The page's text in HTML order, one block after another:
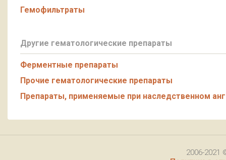
Гемофильтраты
Другие гематологические препараты
Ферментные препараты
Прочие гематологические препараты
Препараты, применяемые при наследственном
2006-2021